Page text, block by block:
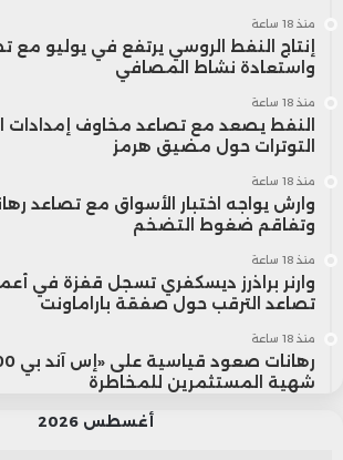
منذ 18 ساعة
إنتاج النفط الروسي يرتفع في يوليو مع
واستعادة نشاط المصافي
منذ 18 ساعة
النفط يصعد مع تصاعد مخاوف إمدادات
التوترات حول مضيق هرمز
منذ 18 ساعة
وارش يواجه اختبار الأسواق مع تصاعد
وتفاقم ضغوط التضخم
منذ 18 ساعة
وارنر براذرز ديسكفري تسجل قفزة في
تصاعد الترقب حول صفقة باراماونت
منذ 18 ساعة
شهية المستثمرين للمخاطرة
أغسطس 2026